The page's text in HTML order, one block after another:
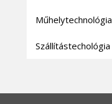
Műhelytechnológia
Szállítástechológia